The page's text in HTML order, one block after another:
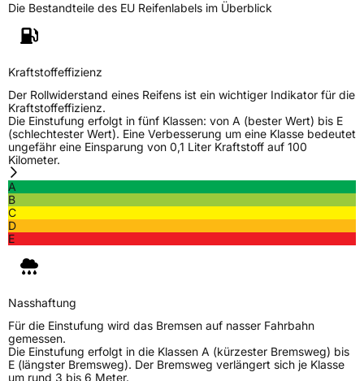
Weitere Eigenschaften
Schlauchtyp
ZustandNeureifen
EU Label
Effizienz
Rollgeräusch (dB)
Fahrzeugklasse
3PMSF / Schneeflockensymbol / Alpine-Symbol
Die Bestandteile des EU Reifenlabels im Überblick
Kraftstoffeffizienz
Der Rollwiderstand eines Reifens ist ein wichtiger Indikator für die
Kraftstoffeffizienz.
Die Einstufung erfolgt in fünf Klassen: von A (bester Wert) bis E
(schlechtester Wert). Eine Verbesserung um eine Klasse bedeutet
ungefähr eine Einsparung von 0,1 Liter Kraftstoff auf 100
Kilometer.
A
B
C
D
E
Nasshaftung
Für die Einstufung wird das Bremsen auf nasser Fahrbahn
gemessen.
Die Einstufung erfolgt in die Klassen A (kürzester Bremsweg) bis
E (längster Bremsweg). Der Bremsweg verlängert sich je Klasse
um rund 3 bis 6 Meter.